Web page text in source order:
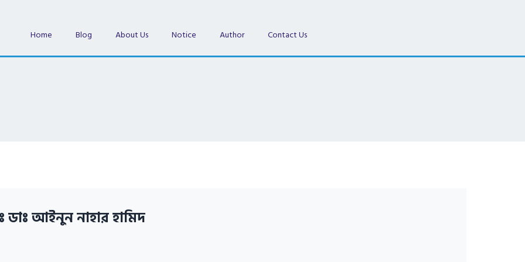
Home Blog About Us Notice Author Contact Us
ডাঃ আইনুন নাহার হামিদ